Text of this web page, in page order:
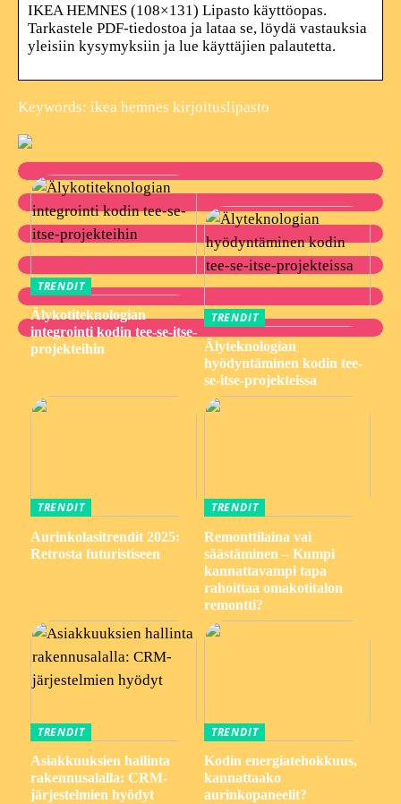
IKEA HEMNES (108×131) Lipasto käyttöopas.
Tarkastele PDF-tiedostoa ja lataa se, löydä vastauksia
yleisiin kysymyksiin ja lue käyttäjien palautetta.
Keywords: ikea hemnes kirjoituslipasto
TRENDIT
Älykotiteknologian
integrointi kodin tee-se-itse-
projekteihin
TRENDIT
Älyteknologian
hyödyntäminen kodin tee-
se-itse-projekteissa
TRENDIT
Aurinkolasitrendit 2025:
Retrosta futuristiseen
TRENDIT
Remonttilaina vai
säästäminen – Kumpi
kannattavampi tapa
rahoittaa omakotitalon
remontti?
TRENDIT
Asiakkuuksien hallinta
rakennusalalla: CRM-
järjestelmien hyödyt
TRENDIT
Kodin energiatehokkuus,
kannattaako
aurinkopaneelit?